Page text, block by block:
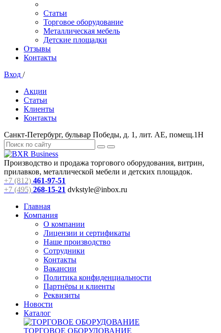
Статьи
Торговое оборудование
Металлическая мебель
Детские площадки
Отзывы
Контакты
Вход /
Акции
Статьи
Клиенты
Контакты
Санкт-Петербург, бульвар Победы, д. 1, лит. АЕ, помещ.1Н
Производство и продажа торгового оборудования, витрин,
прилавков, металлической мебели и детских площадок.
+7 (812) 461-97-51
+7 (495) 268-15-21 dvkstyle@inbox.ru
Главная
Компания
О компании
Лицензии и сертификаты
Наше производство
Сотрудники
Контакты
Вакансии
Политика конфиденциальности
Партнёры и клиенты
Реквизиты
Новости
Каталог
ТОРГОВОЕ ОБОРУДОВАНИЕ